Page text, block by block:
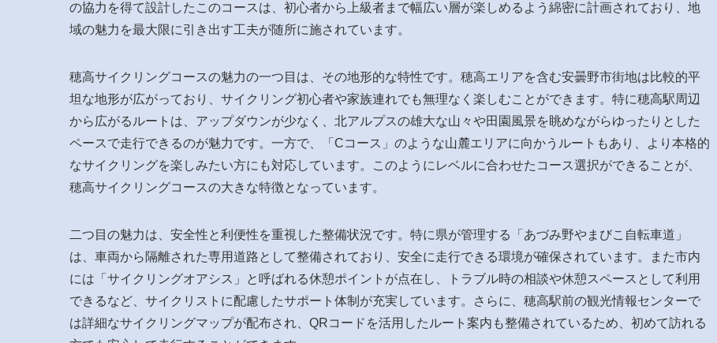
の協力を得て設計したこのコースは、初心者から上級者まで幅広い層が楽しめるよう綿密に計画されており、地
域の魅力を最大限に引き出す工夫が随所に施されています。
穂高サイクリングコースの魅力の一つ目は、その地形的な特性です。穂高エリアを含む安曇野市街地は比較的平
坦な地形が広がっており、サイクリング初心者や家族連れでも無理なく楽しむことができます。特に穂高駅周辺
から広がるルートは、アップダウンが少なく、北アルプスの雄大な山々や田園風景を眺めながらゆったりとした
ペースで走行できるのが魅力です。一方で、「Cコース」のような山麓エリアに向かうルートもあり、より本格的
なサイクリングを楽しみたい方にも対応しています。このようにレベルに合わせたコース選択ができることが、
穂高サイクリングコースの大きな特徴となっています。
二つ目の魅力は、安全性と利便性を重視した整備状況です。特に県が管理する「あづみ野やまびこ自転車道」
は、車両から隔離された専用道路として整備されており、安全に走行できる環境が確保されています。また市内
には「サイクリングオアシス」と呼ばれる休憩ポイントが点在し、トラブル時の相談や休憩スペースとして利用
できるなど、サイクリストに配慮したサポート体制が充実しています。さらに、穂高駅前の観光情報センターで
は詳細なサイクリングマップが配布され、QRコードを活用したルート案内も整備されているため、初めて訪れる